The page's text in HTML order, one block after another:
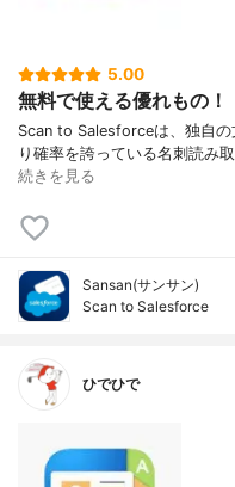
5.00
無料で使える優れもの！
Scan to Salesforceは、独自
り確率を誇っている名刺読み
続きを見る
Sansan(サンサン)
Scan to Salesforce
ひでひで